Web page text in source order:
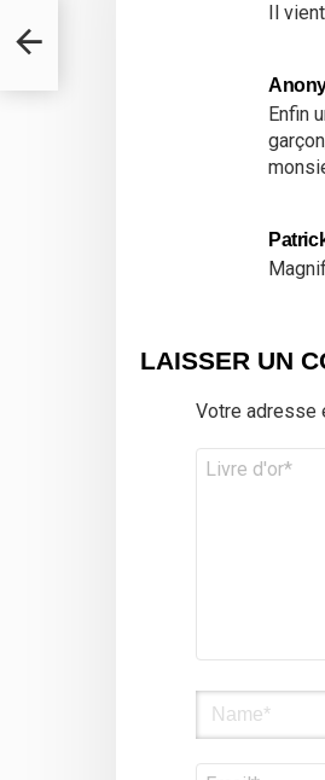
Il
Enfin
LAISSER UN
Votre adresse
Commentaire
Nom
E-